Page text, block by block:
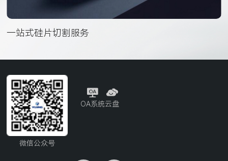
一站式硅片切割服务
微信公众号
OA系统云盘